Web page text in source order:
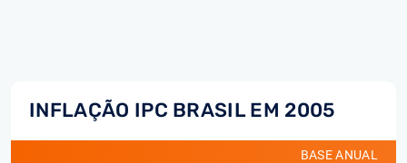
INFLAÇÃO IPC BRASIL EM 2005
BASE ANUAL